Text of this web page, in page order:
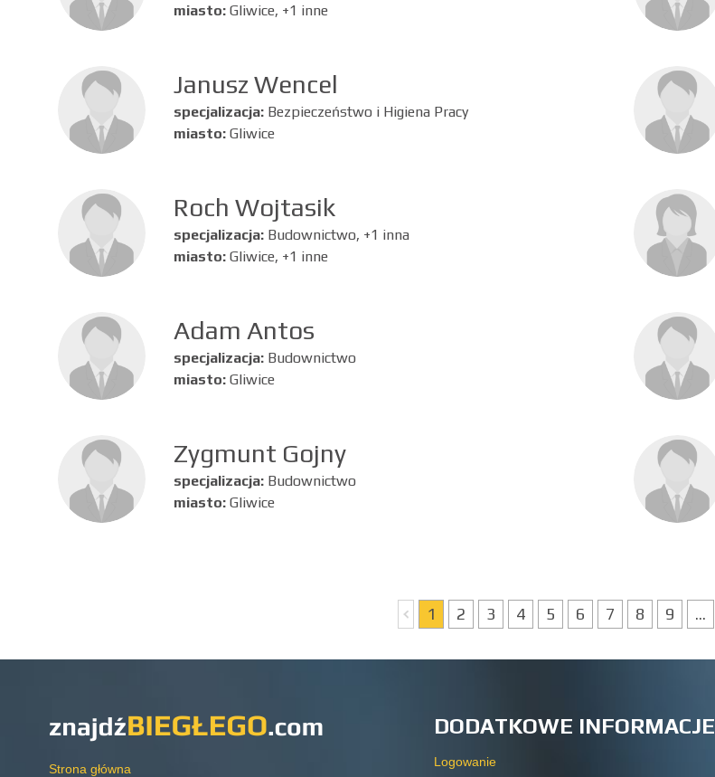
miasto: Gliwice, +1 inne
Janusz Wencel
specjalizacja: Bezpieczeństwo i Higiena Pracy
miasto: Gliwice
Roch Wojtasik
specjalizacja: Budownictwo, +1 inna
miasto: Gliwice, +1 inne
Adam Antos
specjalizacja: Budownictwo
miasto: Gliwice
Zygmunt Gojny
specjalizacja: Budownictwo
miasto: Gliwice
1 2 3 4 5 6 7 8 9 ...
Strona główna
DODATKOWE INFORMACJE
Logowanie